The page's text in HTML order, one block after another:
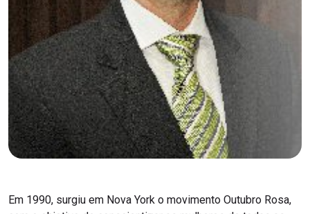
Em 1990, surgiu em Nova York o movimento Outubro Rosa,